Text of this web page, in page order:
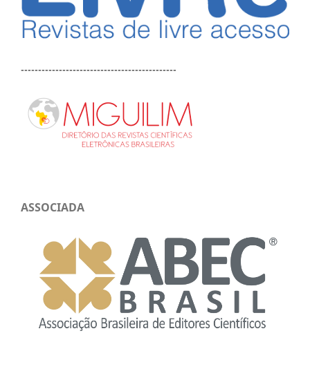
---------------------------------------------
ASSOCIADA